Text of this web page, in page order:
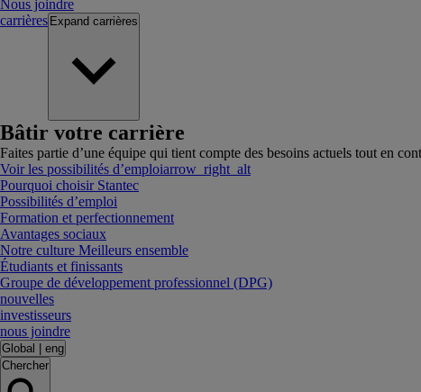
Nous joindre
carrières Expand carrières
Bâtir votre carrière
Faites partie d’une équipe qui tient compte des besoins actuels tout en
Voir les possibilités d’emploiarrow_right_alt
Pourquoi choisir Stantec
Possibilités d’emploi
Formation et perfectionnement
Avantages sociaux
Notre culture Meilleurs ensemble
Étudiants et finissants
Groupe de développement professionnel (DPG)
nouvelles
investisseurs
nous joindre
Global
eng
Chercher